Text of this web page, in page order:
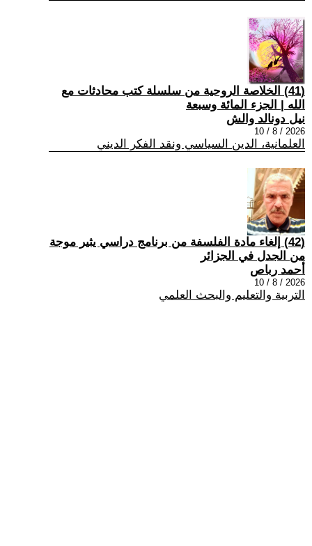
(41) الخلاصة الروحية من سلسلة كتب محادثات مع
الله | الجزء المائة وسبعة
نيل دونالد والش
2026 / 8 / 10
العلمانية، الدين السياسي ونقد الفكر الديني
(42) إلغاء مادة الفلسفة من برنامج دراسي يثير موجة
من الجدل في الجزائر
أحمد رباص
2026 / 8 / 10
التربية والتعليم والبحث العلمي